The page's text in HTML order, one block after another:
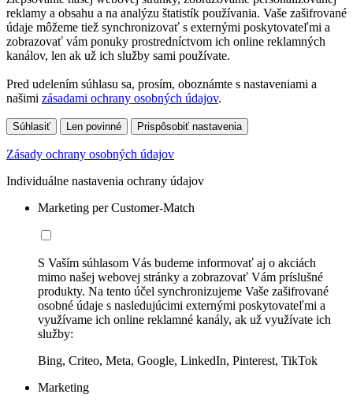
reklamy a obsahu a na analýzu štatistík používania. Vaše zašifrované
údaje môžeme tiež synchronizovať s externými poskytovateľmi a
zobrazovať vám ponuky prostredníctvom ich online reklamných
kanálov, len ak už ich služby sami používate.
Pred udelením súhlasu sa, prosím, oboznámte s nastaveniami a
našimi zásadami ochrany osobných údajov.
Súhlasiť Len povinné Prispôsobiť nastavenia
Zásady ochrany osobných údajov
Individuálne nastavenia ochrany údajov
Marketing per Customer-Match
S Vaším súhlasom Vás budeme informovať aj o akciách
mimo našej webovej stránky a zobrazovať Vám príslušné
produkty. Na tento účel synchronizujeme Vaše zašifrované
osobné údaje s nasledujúcimi externými poskytovateľmi a
využívame ich online reklamné kanály, ak už využívate ich
služby:
Bing, Criteo, Meta, Google, LinkedIn, Pinterest, TikTok
Marketing